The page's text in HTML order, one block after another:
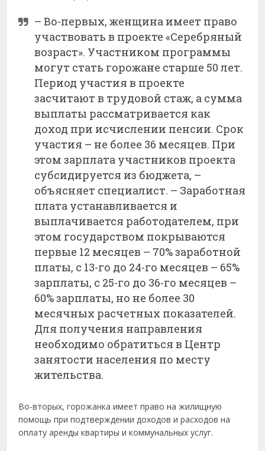
– Во-первых, женщина имеет право
участвовать в проекте «Серебряный
возраст». Участником программы
могут стать горожане старше 50 лет.
Период участия в проекте
засчитают в трудовой стаж, а сумма
выплаты рассматривается как
доход при исчислении пенсии. Срок
участия – не более 36 месяцев. При
этом зарплата участников проекта
субсидируется из бюджета, –
объясняет специалист. – Заработная
плата устанавливается и
выплачивается работодателем, при
этом государством покрываются
первые 12 месяцев – 70% заработной
платы, с 13-го до 24-го месяцев – 65%
зарплаты, с 25-го до 36-го месяцев –
60% зарплаты, но не более 30
месячных расчетных показателей.
Для получения направления
необходимо обратиться в Центр
занятости населения по месту
жительства.
Во-вторых, горожанка имеет право на жилищную
помощь при подтверждении доходов и расходов на
оплату аренды квартиры и коммунальных услуг.